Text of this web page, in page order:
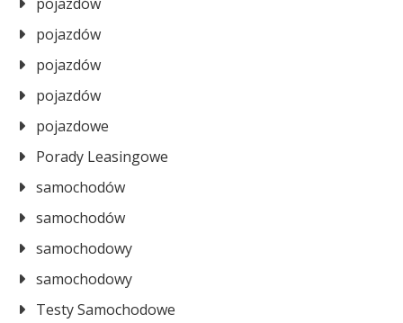
pojazdów
pojazdów
pojazdów
pojazdowe
Porady Leasingowe
samochodów
samochodów
samochodowy
samochodowy
Testy Samochodowe